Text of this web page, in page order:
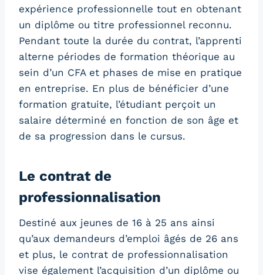
expérience professionnelle tout en obtenant
un diplôme ou titre professionnel reconnu.
Pendant toute la durée du contrat, l’apprenti
alterne périodes de formation théorique au
sein d’un CFA et phases de mise en pratique
en entreprise. En plus de bénéficier d’une
formation gratuite, l’étudiant perçoit un
salaire déterminé en fonction de son âge et
de sa progression dans le cursus.
Le contrat de
professionnalisation
Destiné aux jeunes de 16 à 25 ans ainsi
qu’aux demandeurs d’emploi âgés de 26 ans
et plus, le contrat de professionnalisation
vise également l’acquisition d’un diplôme ou